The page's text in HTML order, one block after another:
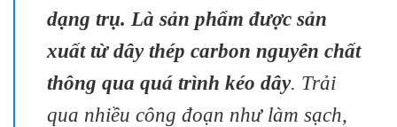
dạng trụ. Là sản phẩm được sản
xuất từ dây thép carbon nguyên chất
thông qua quá trình kéo dây. Trải
qua nhiều công đoạn như làm sạch,